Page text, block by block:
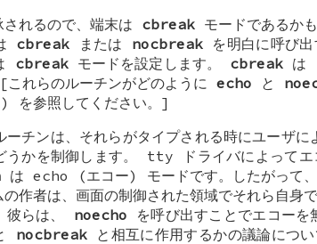
れるので、端末は cbreak モードであるか
cbreak または nocbreak を明白に呼び
cbreakモードを設定します。 cbreak は
れらのルーチンがどのように echo と
を参照してください。]
ーチンは、それらがタイプされる時にユーザ
うかを制御します。 tty ドライバによってエ
は echo (エコー) モードです。したがって、
の作者は、画面の制御された領域でそれら自身
彼らは、 noecho を呼び出すことでエコー
nocbreakと相互に作用するかの議論につ